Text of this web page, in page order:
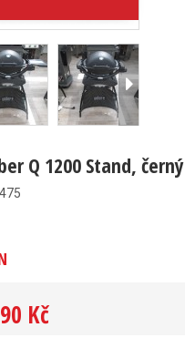
Q 1200 Stand, černý
Kč